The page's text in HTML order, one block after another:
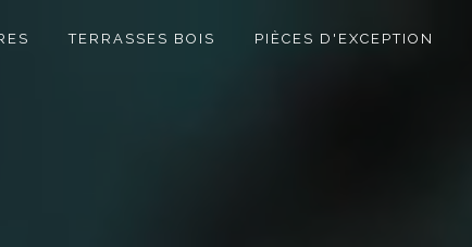
TERRASSES BOIS PIÈCES D'EXCEPTION